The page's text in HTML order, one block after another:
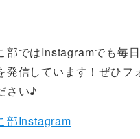
部ではInstagramでも毎
発信しています！ぜひフ
さい♪
部Instagram